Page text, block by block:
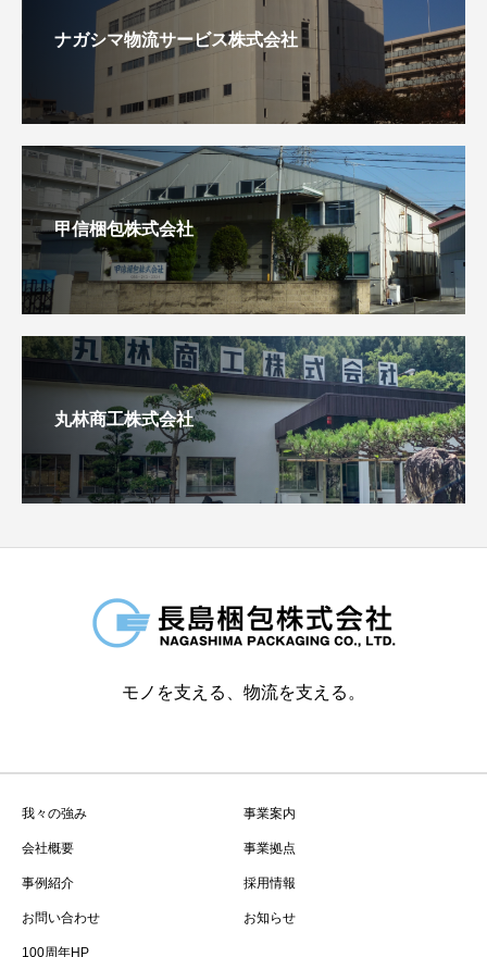
ナガシマ物流サービス株式会社
甲信梱包株式会社
丸林商工株式会社
モノを支える、物流を支える。
我々の強み 事業案内
会社概要 事業拠点
事例紹介 採用情報
お問い合わせ お知らせ
100周年HP